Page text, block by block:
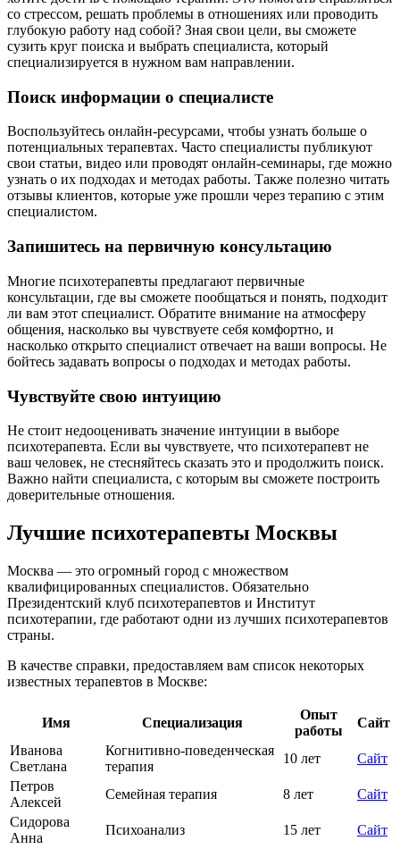
со стрессом, решать проблемы в отношениях или проводить
глубокую работу над собой? Зная свои цели, вы сможете
сузить круг поиска и выбрать специалиста, который
специализируется в нужном вам направлении.
Поиск информации о специалисте
Воспользуйтесь онлайн-ресурсами, чтобы узнать больше о
потенциальных терапевтах. Часто специалисты публикуют
свои статьи, видео или проводят онлайн-семинары, где можно
узнать о их подходах и методах работы. Также полезно читать
отзывы клиентов, которые уже прошли через терапию с этим
специалистом.
Запишитесь на первичную консультацию
Многие психотерапевты предлагают первичные
консультации, где вы сможете пообщаться и понять, подходит
ли вам этот специалист. Обратите внимание на атмосферу
общения, насколько вы чувствуете себя комфортно, и
насколько открыто специалист отвечает на ваши вопросы. Не
бойтесь задавать вопросы о подходах и методах работы.
Чувствуйте свою интуицию
Не стоит недооценивать значение интуиции в выборе
психотерапевта. Если вы чувствуете, что психотерапевт не
ваш человек, не стесняйтесь сказать это и продолжить поиск.
Важно найти специалиста, с которым вы сможете построить
доверительные отношения.
Лучшие психотерапевты Москвы
Москва — это огромный город с множеством
квалифицированных специалистов. Обязательно
Президентский клуб психотерапевтов и Институт
психотерапии, где работают одни из лучших психотерапевтов
страны.
В качестве справки, предоставляем вам список некоторых
известных терапевтов в Москве:
Имя Специализация
Опыт
работы
Сайт
Иванова
Светлана
Когнитивно-поведенческая
терапия
10 лет
Сайт
Петров
Алексей
Семейная терапия 8 лет
Сайт
Сидорова
Анна
Психоанализ 15 лет
Сайт